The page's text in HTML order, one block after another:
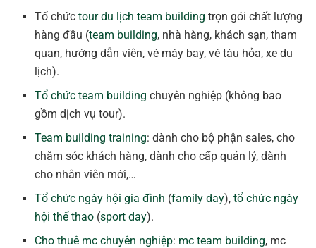
Tổ chứctour du lịch team building trọn gói chất lượng
hàng đầu (team building, nhà hàng, khách sạn, tham
quan, hướng dẫn viên, vé máy bay, vé tàu hỏa, xe du
lịch).
Tổ chức team building chuyên nghiệp (không bao
gồm dịch vụ tour).
Team building training: dành cho bộ phận sales, cho
chăm sóc khách hàng, dành cho cấp quản lý, dành
cho nhân viên mới,…
Tổ chức ngày hội gia đình (family day),tổ chức ngày
hội thể thao (sport day).
Cho thuê mc chuyên nghiệp: mc team building, mc